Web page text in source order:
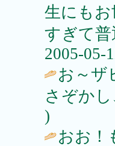
生にも
すぎて
2005-05-
お～ザ
さぞか
)
おお！